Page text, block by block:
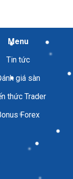
Menu
Tin tức
giá sàn
thức Trader
Forex